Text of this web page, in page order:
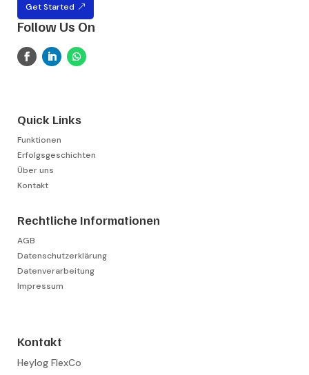
Get Started
Follow Us On
Quick Links
Funktionen
Erfolgsgeschichten
Über uns
Kontakt
Rechtliche Informationen
AGB
Datenschutzerklärung
Datenverarbeitung
Impressum
Kontakt
Heylog FlexCo